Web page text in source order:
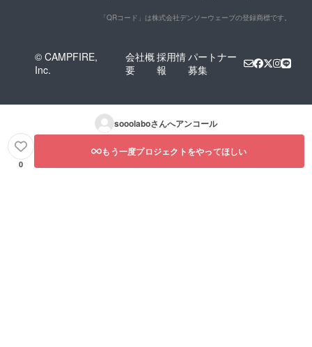
「QRコード」は株式会社デンソーウェーブの登録商標です。
© CAMPFIRE,
Inc.
会社概
要
採用情
報
パートナー
募集
sooolaboさんへアンコール
0
もう一度プロジェクトをやってほしい